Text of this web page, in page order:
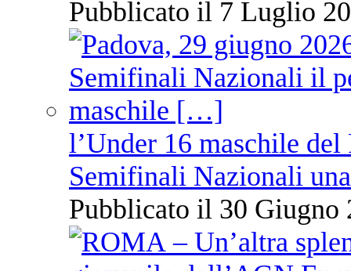
Pubblicato il 7 Luglio
l’Under 16 maschile
Semifinali Nazionali
Pubblicato il 30 Giugno